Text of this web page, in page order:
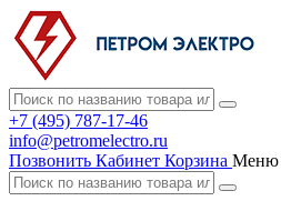
+7 (495) 787-17-46
info@petromelectro.ru
Позвонить Кабинет Корзина Меню